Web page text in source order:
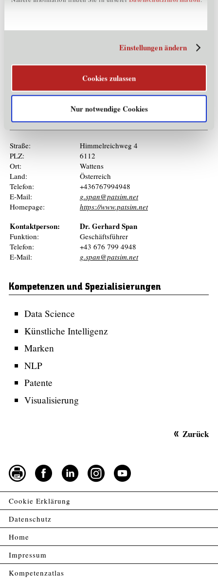
Einstellungen ändern
Cookies zulassen
Nur notwendige Cookies
FFG Projekt.start, FFG Kleinprojekt PatSim
Kontaktinformationen
Straße:
Himmelreichweg 4
PLZ:
6112
Ort:
Wattens
Land:
Österreich
Telefon:
+436767994948
E-Mail:
g.span@patsim.net
Homepage:
https://www.patsim.net
Kontaktperson: Dr. Gerhard Span
Funktion:
Geschäftsführer
Telefon:
+43 676 799 4948
E-Mail:
g.span@patsim.net
Kompetenzen und Spezialisierungen
Data Science
Künstliche Intelligenz
Marken
NLP
Patente
Visualisierung
Zurück
Cookie Erklärung
Datenschutz
Home
Impressum
Kompetenzatlas